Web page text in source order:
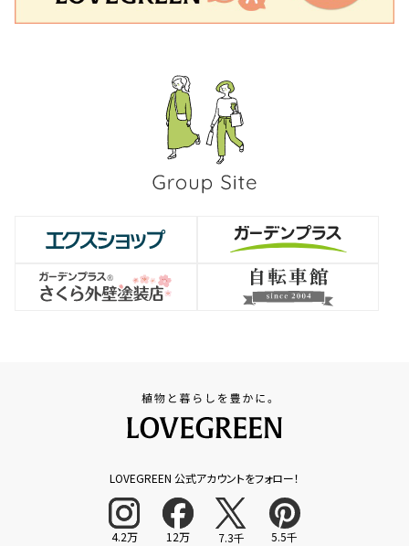
LOVEGREEN 公式アカウントをフォロー！
4.2万 12万 7.3千 5.5千